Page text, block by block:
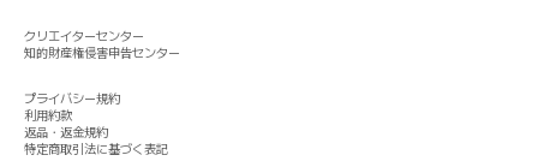
クリエイターセンター
知的財産権侵害申告センター
プライバシー規約
利用約款
返品・返金規約
特定商取引法に基づく表記